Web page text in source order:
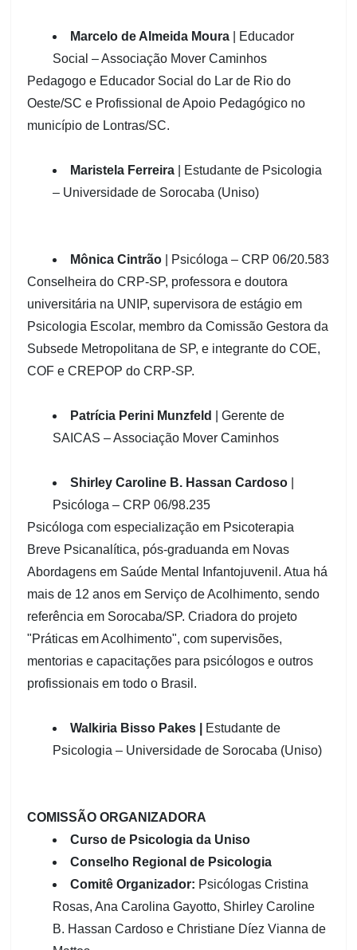
Marcelo de Almeida Moura
| Educador
Social – Associação Mover Caminhos
Pedagogo e Educador Social do Lar de Rio do
Oeste/SC e Profissional de Apoio Pedagógico no
município de Lontras/SC.
Maristela Ferreira
| Estudante de Psicologia
– Universidade de Sorocaba (Uniso)
Mônica Cintrão
| Psicóloga – CRP 06/20.583
Conselheira do CRP-SP, professora e doutora
universitária na UNIP, supervisora de estágio em
Psicologia Escolar, membro da Comissão Gestora da
Subsede Metropolitana de SP, e integrante do COE,
COF e CREPOP do CRP-SP.
Patrícia Perini Munzfeld
| Gerente de
SAICAS – Associação Mover Caminhos
Shirley Caroline B. Hassan Cardoso
Psicóloga – CRP 06/98.235
Psicóloga com especialização em Psicoterapia
Breve Psicanalítica, pós-graduanda em Novas
Abordagens em Saúde Mental Infantojuvenil. Atua há
mais de 12 anos em Serviço de Acolhimento, sendo
referência em Sorocaba/SP. Criadora do projeto
"Práticas em Acolhimento", com supervisões,
mentorias e capacitações para psicólogos e outros
profissionais em todo o Brasil.
Walkiria Bisso Pakes | Estudante de
Psicologia – Universidade de Sorocaba (Uniso)
COMISSÃO ORGANIZADORA
Curso de Psicologia da Uniso
Conselho Regional de Psicologia
Comitê Organizador: Psicólogas Cristina
Rosas, Ana Carolina Gayotto, Shirley Caroline
B. Hassan Cardoso e Christiane Díez Vianna de